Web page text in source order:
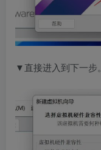
▼直接进入到下一步。